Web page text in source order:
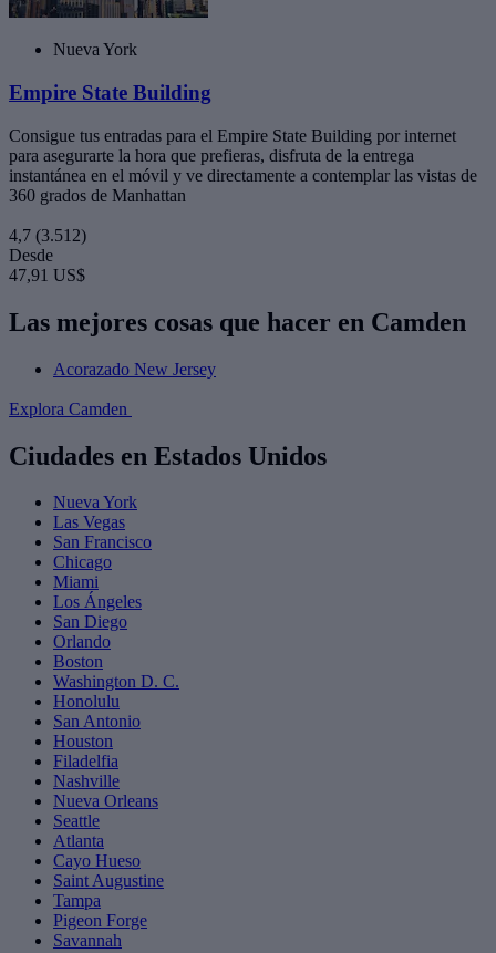
Nueva York
Empire State Building
Consigue tus entradas para el Empire State Building por internet
para asegurarte la hora que prefieras, disfruta de la entrega
instantánea en el móvil y ve directamente a contemplar las vistas de
360 grados de Manhattan
4,7 (3.512)
Desde
47,91 US$
Las mejores cosas que hacer en Camden
Acorazado New Jersey
Explora Camden
Ciudades en Estados Unidos
Nueva York
Las Vegas
San Francisco
Chicago
Miami
Los Ángeles
San Diego
Orlando
Boston
Washington D. C.
Honolulu
San Antonio
Houston
Filadelfia
Nashville
Nueva Orleans
Seattle
Atlanta
Cayo Hueso
Saint Augustine
Tampa
Pigeon Forge
Savannah